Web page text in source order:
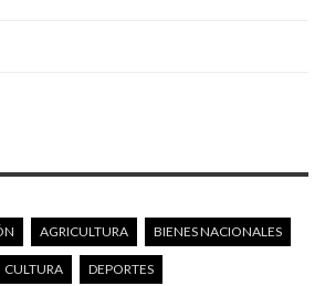
AGRICULTURA BIENES NACIONALES
CULTURA DEPORTES